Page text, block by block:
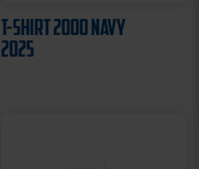
T-SHIRT 2000 NAVY
2025